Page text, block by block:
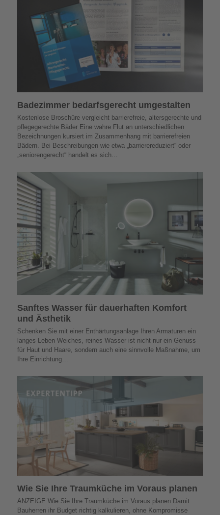
Badezimmer bedarfs­gerecht umgestalten
Kostenlose Broschüre vergleicht barrierefreie, altersgerechte und
pflegegerechte Bäder Eine wahre Flut an unterschiedlichen
Bezeichnungen kursiert im Zusammenhang mit barrierefreien
Bädern. Bei Beschreibungen wie etwa „barrierereduziert“ oder
„seniorengerecht“ handelt es sich…
Sanftes Wasser für dauerhaften Komfort
und Ästhetik
Schenken Sie mit einer Enthärtungsanlage Ihren Armaturen ein
langes Leben Weiches, reines Wasser ist nicht nur ein Genuss
für Haut und Haare, sondern auch eine sinnvolle Maßnahme, um
Ihre Einrichtung…
Wie Sie Ihre Traumküche im Voraus planen
ANZEIGE Wie Sie Ihre Traumküche im Voraus planen Damit
Bauherren ihr Budget richtig kalkulieren, ohne Kompromisse